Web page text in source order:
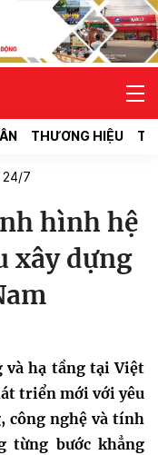
THƯƠNG HIỆU
24/7
hình hệ
xây dựng
và hạ tầng tại Việt
triển mới với yêu
công nghệ và tính
từng bước khẳng